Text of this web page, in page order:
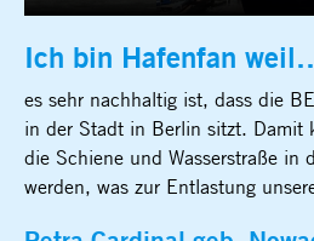
Ich bin Hafenfan
es sehr nachhaltig ist, dass die
in der Stadt in Berlin sitzt. Damit
die Schiene und Wasserstraße in
werden, was zur Entlastung